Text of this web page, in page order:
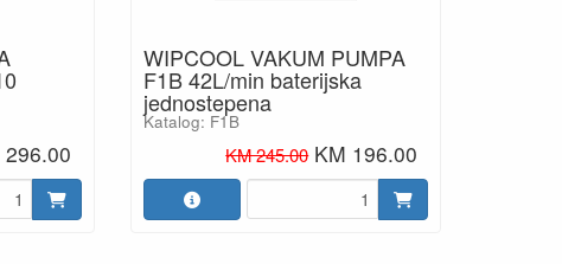
296.00
WIPCOOL VAKUM PUMPA
F1B 42L/min baterijska
jednostepena
Katalog: F1B
KM 245.00 KM 196.00